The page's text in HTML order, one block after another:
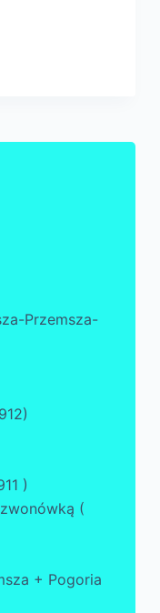
Przemsza-
)
(
+ Pogoria